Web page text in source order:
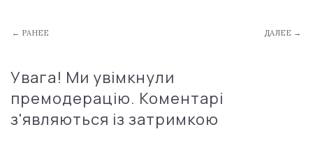
← РАНЕЕ ДАЛЕЕ →
Увага! Ми увімкнули
премодерацію. Коментарі
з'являються із затримкою